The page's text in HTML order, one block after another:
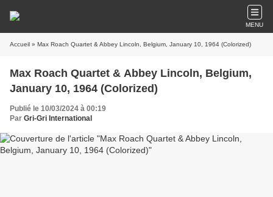
MENU
Accueil » Max Roach Quartet & Abbey Lincoln, Belgium, January 10, 1964 (Colorized)
Max Roach Quartet & Abbey Lincoln, Belgium,
January 10, 1964 (Colorized)
Publié le 10/03/2024 à 00:19
Par Gri-Gri International